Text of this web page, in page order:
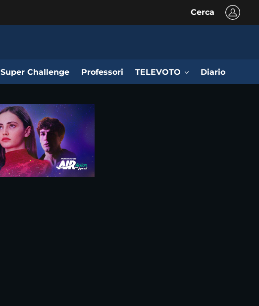
Cerca
Super Challenge Professori TELEVOTO Diario